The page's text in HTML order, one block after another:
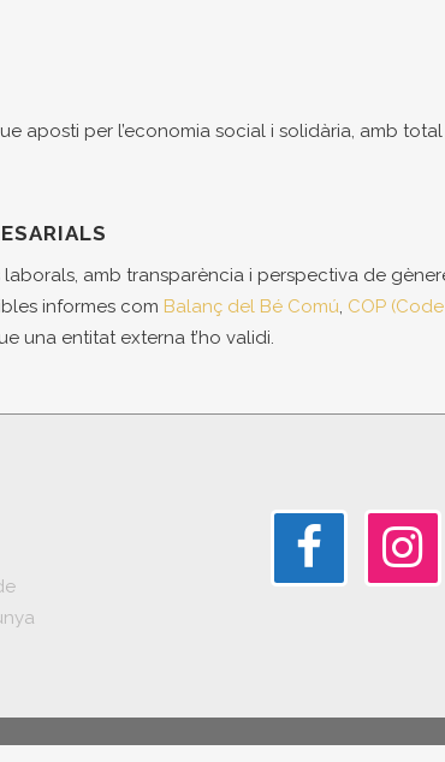
aposti per l’economia social i solidària, amb total
amb transparència i perspectiva de
informes com Balanç del Bé Comú, COP
una entitat externa t’ho validi.